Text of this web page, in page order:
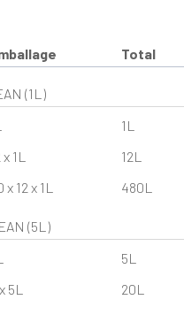
Total
(1L)
1L
1L 12L
x 12 x 1L 480L
(5L)
5L
5L 20L